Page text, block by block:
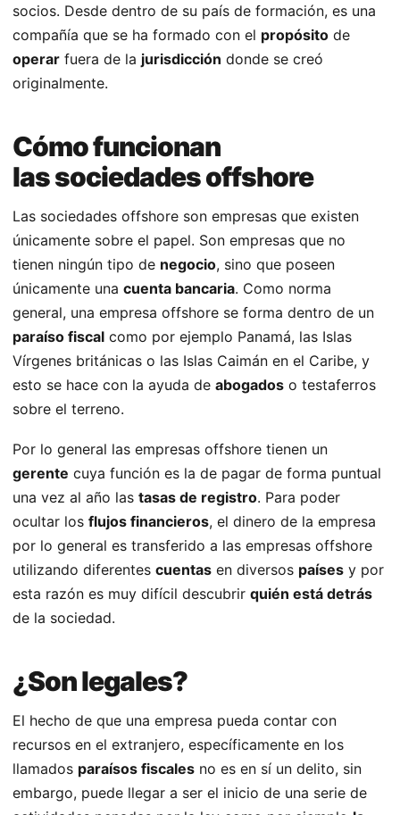
socios. Desde dentro de su país de formación, es una
compañía que se ha formado con el propósito de
operar fuera de la jurisdicción donde se creó
originalmente.
Cómo funcionan
las sociedades offshore
Las sociedades offshore son empresas que existen
únicamente sobre el papel. Son empresas que no
tienen ningún tipo de negocio, sino que poseen
únicamente una cuenta bancaria. Como norma
general, una empresa offshore se forma dentro de un
paraíso fiscal como por ejemplo Panamá, las Islas
Vírgenes británicas o las Islas Caimán en el Caribe, y
esto se hace con la ayuda de abogados o testaferros
sobre el terreno.
Por lo general las empresas offshore tienen un
gerente cuya función es la de pagar de forma puntual
una vez al año las tasas de registro. Para poder
ocultar los flujos financieros, el dinero de la empresa
por lo general es transferido a las empresas offshore
utilizando diferentes cuentas en diversos países y por
esta razón es muy difícil descubrir quién está detrás
de la sociedad.
¿Son legales?
El hecho de que una empresa pueda contar con
recursos en el extranjero, específicamente en los
llamados paraísos fiscales no es en sí un delito, sin
embargo, puede llegar a ser el inicio de una serie de